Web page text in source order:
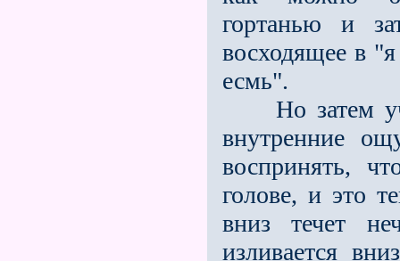
гортанью и
восходящее в
есмь".
Но затем
внутренние
воспринять,
голове, и это
вниз течет
изливается